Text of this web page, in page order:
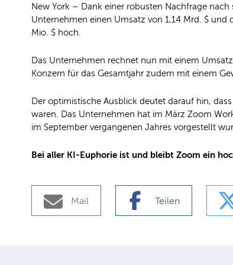
New York – Dank einer robusten Nachfrage
Unternehmen einen Umsatz von 1,14 Mrd. $ und
Mio. $ hoch.
Das Unternehmen rechnet nun mit einem
Konzern für das Gesamtjahr zudem mit einem
Der optimistische Ausblick deutet darauf hin,
waren. Das Unternehmen hat im März Zoom
im September vergangenen Jahres vorgestellt
Bei aller KI-Euphorie ist und bleibt Zoom ein
Mail Teilen